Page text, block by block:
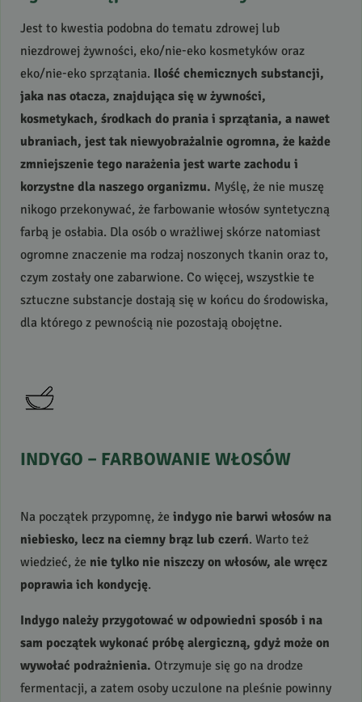
Jest to kwestia podobna do tematu zdrowej lub
niezdrowej żywności, eko/nie-eko kosmetyków oraz
eko/nie-eko sprzątania. Ilość chemicznych substancji,
jaka nas otacza, znajdująca się w żywności,
kosmetykach, środkach do prania i sprzątania, a nawet
ubraniach, jest tak niewyobrażalnie ogromna, że każde
zmniejszenie tego narażenia jest warte zachodu i
korzystne dla naszego organizmu. Myślę, że nie muszę
nikogo przekonywać, że farbowanie włosów syntetyczną
farbą je osłabia. Dla osób o wrażliwej skórze natomiast
ogromne znaczenie ma rodzaj noszonych tkanin oraz to,
czym zostały one zabarwione. Co więcej, wszystkie te
sztuczne substancje dostają się w końcu do środowiska,
dla którego z pewnością nie pozostają obojętne.
INDYGO – FARBOWANIE WŁOSÓW
Na początek przypomnę, że indygo nie barwi włosów na
niebiesko, lecz na ciemny brąz lub czerń. Warto też
wiedzieć, że nie tylko nie niszczy on włosów, ale wręcz
poprawia ich kondycję.
Indygo należy przygotować w odpowiedni sposób i na
sam początek wykonać próbę alergiczną, gdyż może on
wywołać podrażnienia. Otrzymuje się go na drodze
fermentacji, a zatem osoby uczulone na pleśnie powinny